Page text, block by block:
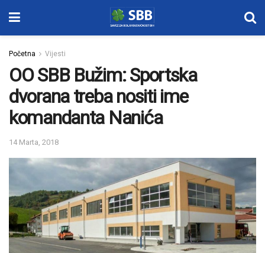
Početna Vijesti
OO SBB Bužim: Sportska
dvorana treba nositi ime
komandanta Nanića
14 Marta, 2018